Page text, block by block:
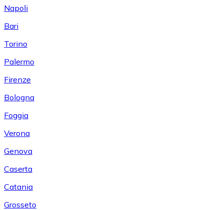
Napoli
Bari
Torino
Palermo
Firenze
Bologna
Foggia
Verona
Genova
Caserta
Catania
Grosseto